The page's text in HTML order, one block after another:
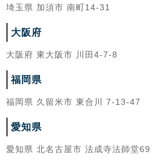
埼玉県 加須市 南町14-31
大阪府
大阪府 東大阪市 川田4-7-8
福岡県
福岡県 久留米市 東合川 7-13-47
愛知県
愛知県 北名古屋市 法成寺法師堂69